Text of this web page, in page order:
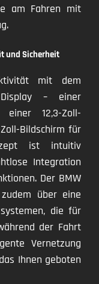
am Fahren mit
und Sicherheit
mit dem
– einer
12,3-Zoll-
Bildschirm für
ist intuitiv
Integration
Der BMW
über eine
die für
der Fahrt
Vernetzung
Ihnen geboten